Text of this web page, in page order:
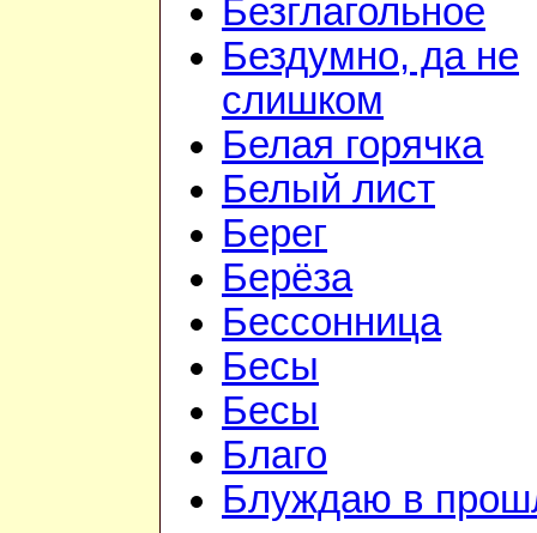
Безглагольное
Бездумно, да не
слишком
Белая горячка
Белый лист
Берег
Берёза
Бессонница
Бесы
Бесы
Благо
Блуждаю в